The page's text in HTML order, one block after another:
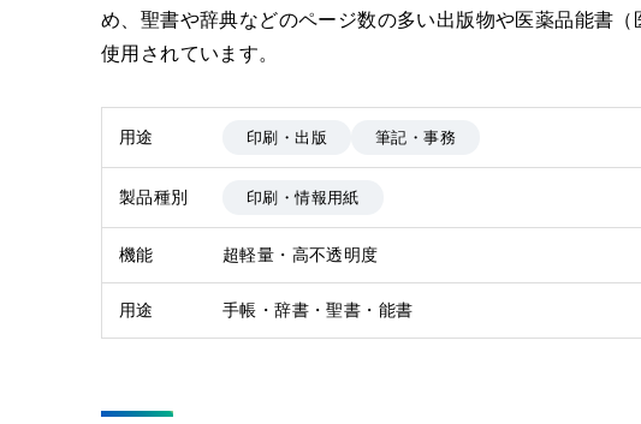
め、聖書や辞典などのページ数の多い出版物や医薬品能書
使用されています。
用途 印刷・出版 筆記・事務
製品種別 印刷・情報用紙
機能 超軽量・高不透明度
用途 手帳・辞書・聖書・能書